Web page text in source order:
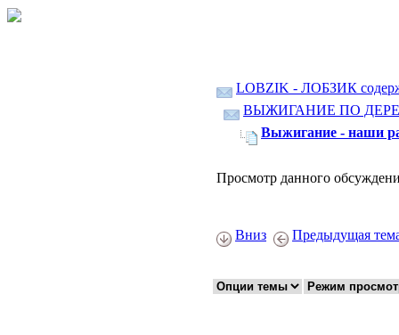
LOBZIK - ЛОБЗИК
ВЫЖИГАНИЕ ПО
Выжигание - наши
Просмотр данного
Вниз Предыдущая